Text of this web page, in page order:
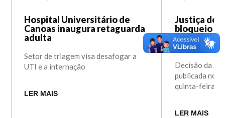
Hospital Universitário de
Canoas inaugura retaguarda
adulta
Setor de triagem visa desafogar a
UTI e a internação
LER MAIS
Justiça do
bloqueio
Hospital
Canoas
Decisão da
publicada no
quinta-feira
LER MAIS